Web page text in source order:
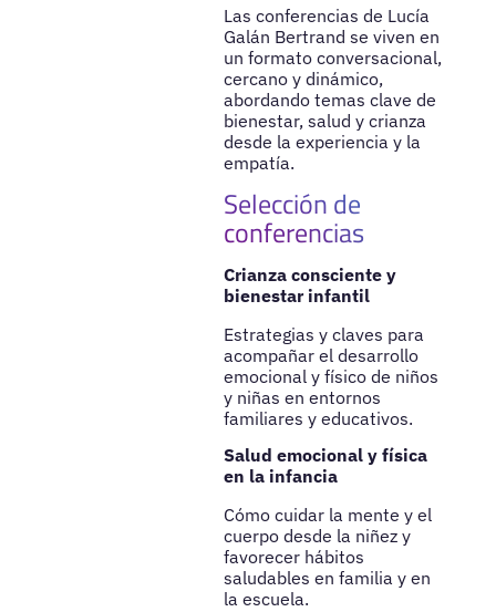
Las conferencias de Lucía
Galán Bertrand se viven en
un formato conversacional,
cercano y dinámico,
abordando temas clave de
bienestar, salud y crianza
desde la experiencia y la
empatía.
Selección de
conferencias
Crianza consciente y
bienestar infantil
Estrategias y claves para
acompañar el desarrollo
emocional y físico de niños
y niñas en entornos
familiares y educativos.
Salud emocional y física
en la infancia
Cómo cuidar la mente y el
cuerpo desde la niñez y
favorecer hábitos
saludables en familia y en
la escuela.